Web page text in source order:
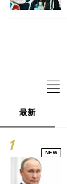
最新
NEW